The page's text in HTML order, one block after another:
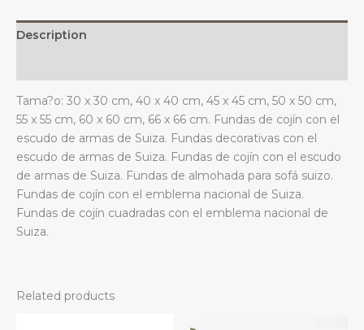
sofá,
dormitorio
sala
de
estar.
quantity
Description
Tama?o: 30 x 30 cm, 40 x 40 cm, 45 x 45 cm, 50 x 50 cm,
55 x 55 cm, 60 x 60 cm, 66 x 66 cm. Fundas de cojín con el
escudo de armas de Suiza. Fundas decorativas con el
escudo de armas de Suiza. Fundas de cojín con el escudo
de armas de Suiza. Fundas de almohada para sofá suizo.
Fundas de cojín con el emblema nacional de Suiza.
Fundas de cojín cuadradas con el emblema nacional de
Suiza.
Related products